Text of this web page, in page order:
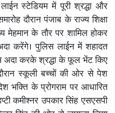
स्टेडियम में पूरी श्रद्धा और
दौरान पंजाब के राज्य शिक्षा
मेहमान के तौर पर शामिल होकर
करेंगे। पुलिस लाईन में शहादत
अदा करके श्रद्धा के फूल भेंट किए
स्कूली बच्चों की ओर से पेश
भक्ति के प्रोगराम पर आधारित
कमीश्नर उपकार सिंह एसएसपी